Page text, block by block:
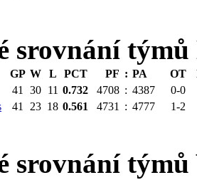
srovnání
GP W L PCT PF : PA OT
41 30 11 0.732 4708 : 4387
0-0
41 23 18 0.561 4731 : 4777 1-2
srovnání